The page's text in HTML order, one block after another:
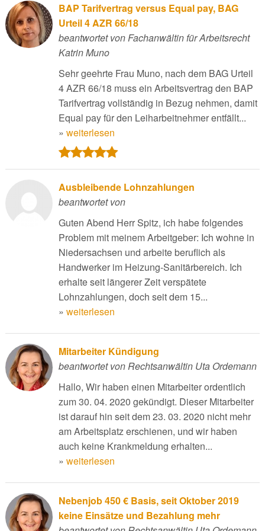
BAP Tarifvertrag versus Equal pay, BAG
Urteil 4 AZR 66/18
beantwortet von Fachanwältin für Arbeitsrecht
Katrin Muno
Sehr geehrte Frau Muno, nach dem BAG Urteil
4 AZR 66/18 muss ein Arbeitsvertrag den BAP
Tarifvertrag vollständig in Bezug nehmen, damit
Equal pay für den Leiharbeitnehmer entfällt...
» weiterlesen
Ausbleibende Lohnzahlungen
beantwortet von
Guten Abend Herr Spitz, ich habe folgendes
Problem mit meinem Arbeitgeber: Ich wohne in
Niedersachsen und arbeite beruflich als
Handwerker im Heizung-Sanitärbereich. Ich
erhalte seit längerer Zeit verspätete
Lohnzahlungen, doch seit dem 15...
» weiterlesen
Mitarbeiter Kündigung
beantwortet von Rechtsanwältin Uta Ordemann
Hallo, Wir haben einen Mitarbeiter ordentlich
zum 30. 04. 2020 gekündigt. Dieser Mitarbeiter
ist darauf hin seit dem 23. 03. 2020 nicht mehr
am Arbeitsplatz erschienen, und wir haben
auch keine Krankmeldung erhalten...
» weiterlesen
Nebenjob 450 € Basis, seit Oktober 2019
keine Einsätze und Bezahlung mehr